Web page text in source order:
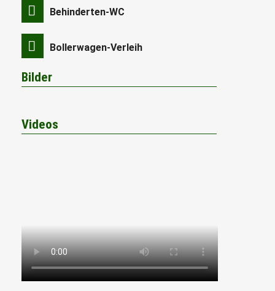
Behinderten-WC
Bollerwagen-Verleih
Bilder
Videos